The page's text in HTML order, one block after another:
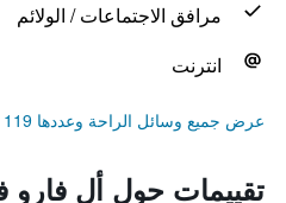
مرافق الاجتماعات / الولائم
انترنت
عرض جميع وسائل الراحة وعددها 119
تقييمات حول أل فارو